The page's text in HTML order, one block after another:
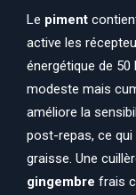
Le piment
active les
énergétique de
modeste mais
améliore la
post-repas, ce
graisse. Une
gingembre frais